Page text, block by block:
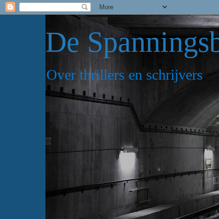
De
Over thrillers en schrijvers